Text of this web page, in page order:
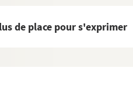
de place pour s'exprimer